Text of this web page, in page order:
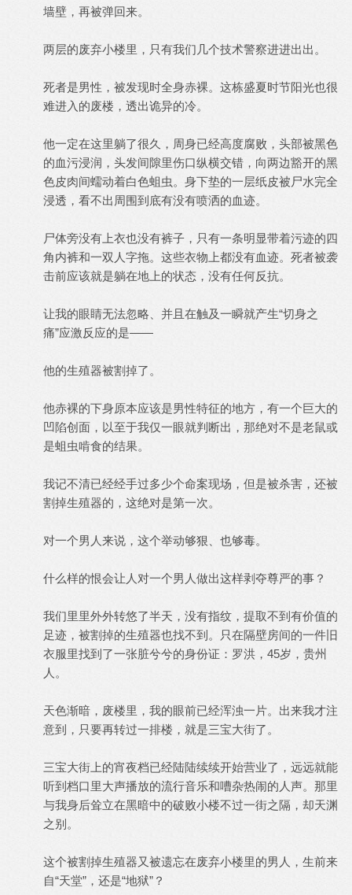
墙壁，再被弹回来。
两层的废弃小楼里，只有我们几个技术警察进进出出。
死者是男性，被发现时全身赤裸。这栋盛夏时节阳光也很
难进入的废楼，透出诡异的冷。
他一定在这里躺了很久，周身已经高度腐败，头部被黑色
的血污浸润，头发间隙里伤口纵横交错，向两边豁开的黑
色皮肉间蠕动着白色蛆虫。身下垫的一层纸皮被尸水完全
浸透，看不出周围到底有没有喷洒的血迹。
尸体旁没有上衣也没有裤子，只有一条明显带着污迹的四
角内裤和一双人字拖。这些衣物上都没有血迹。死者被袭
击前应该就是躺在地上的状态，没有任何反抗。
让我的眼睛无法忽略、并且在触及一瞬就产生“切身之
痛”应激反应的是——
他的生殖器被割掉了。
他赤裸的下身原本应该是男性特征的地方，有一个巨大的
凹陷创面，以至于我仅一眼就判断出，那绝对不是老鼠或
是蛆虫啃食的结果。
我记不清已经经手过多少个命案现场，但是被杀害，还被
割掉生殖器的，这绝对是第一次。
对一个男人来说，这个举动够狠、也够毒。
什么样的恨会让人对一个男人做出这样剥夺尊严的事？
我们里里外外转悠了半天，没有指纹，提取不到有价值的
足迹，被割掉的生殖器也找不到。只在隔壁房间的一件旧
衣服里找到了一张脏兮兮的身份证：罗洪，45岁，贵州
人。
天色渐暗，废楼里，我的眼前已经浑浊一片。出来我才注
意到，只要再转过一排楼，就是三宝大街了。
三宝大街上的宵夜档已经陆陆续续开始营业了，远远就能
听到档口里大声播放的流行音乐和嘈杂热闹的人声。那里
与我身后耸立在黑暗中的破败小楼不过一街之隔，却天渊
之别。
这个被割掉生殖器又被遗忘在废弃小楼里的男人，生前来
自“天堂”，还是“地狱”？